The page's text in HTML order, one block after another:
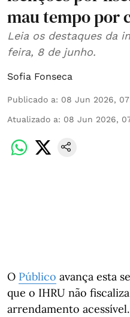
mau tempo por
Leia os destaques da
feira, 8 de junho.
Sofia Fonseca
Publicado a: 08 Jun 2026,
Atualizado a: 08 Jun 2026,
O Público avança esta
que o IHRU não
arrendamento